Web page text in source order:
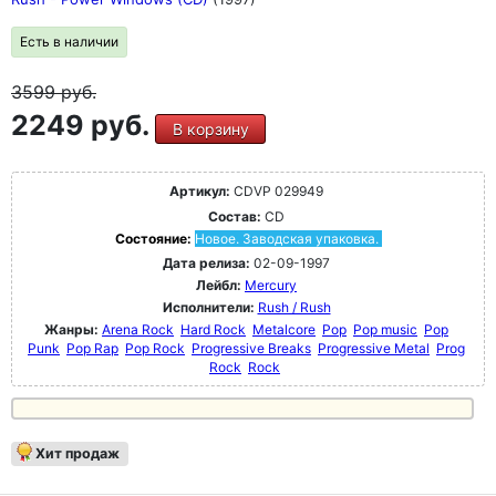
Есть в наличии
3599руб.
2249 руб. В корзину
Артикул: CDVP 029949
Состав: CD
Состояние: Новое. Заводская упаковка.
Дата релиза: 02-09-1997
Лейбл: Mercury
Исполнители: Rush / Rush
Жанры: Arena Rock Hard Rock Metalcore Pop Pop music Pop
Punk Pop Rap Pop Rock Progressive Breaks Progressive Metal Prog
Rock Rock
Хит продаж